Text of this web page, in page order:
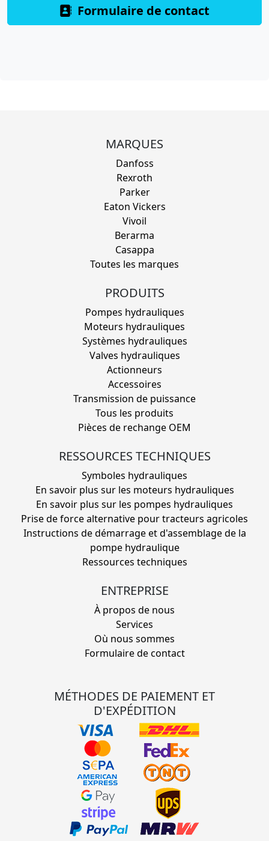
Formulaire de contact
MARQUES
Danfoss
Rexroth
Parker
Eaton Vickers
Vivoil
Berarma
Casappa
Toutes les marques
PRODUITS
Pompes hydrauliques
Moteurs hydrauliques
Systèmes hydrauliques
Valves hydrauliques
Actionneurs
Accessoires
Transmission de puissance
Tous les produits
Pièces de rechange OEM
RESSOURCES TECHNIQUES
Symboles hydrauliques
En savoir plus sur les moteurs hydrauliques
En savoir plus sur les pompes hydrauliques
Prise de force alternative pour tracteurs agricoles
Instructions de démarrage et d'assemblage de la
pompe hydraulique
Ressources techniques
ENTREPRISE
À propos de nous
Services
Où nous sommes
Formulaire de contact
MÉTHODES DE PAIEMENT ET
D'EXPÉDITION